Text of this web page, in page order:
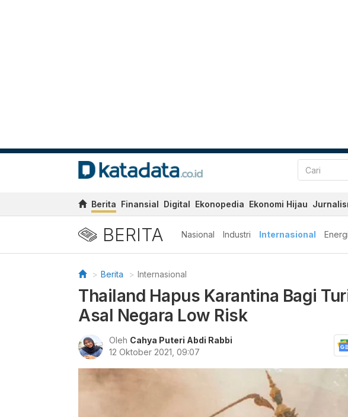
Berita Finansial Digital Ekonopedia Ekonomi Hijau
BERITA Nasional Industri Internasional Energi
Berita Internasional
Thailand Hapus Karantina Bagi
Asal Negara Low Risk
Oleh Cahya Puteri Abdi Rabbi
12 Oktober 2021, 09:07